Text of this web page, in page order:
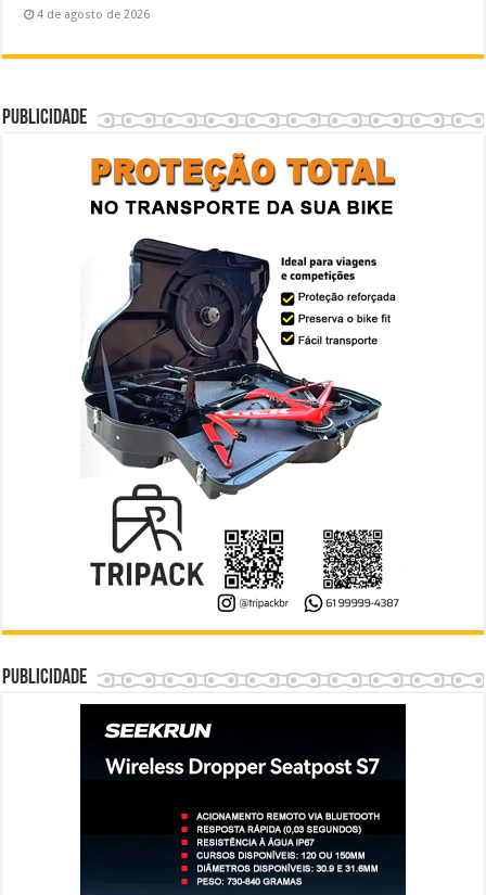
4 de agosto de 2026
Publicidade
Publicidade